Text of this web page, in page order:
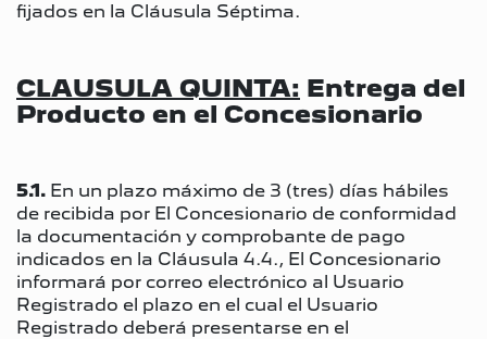
fijados en la Cláusula Séptima.
CLAUSULA QUINTA: Entrega del
Producto en el Concesionario
5.1. En un plazo máximo de 3 (tres) días hábiles
de recibida por El Concesionario de conformidad
la documentación y comprobante de pago
indicados en la Cláusula 4.4., El Concesionario
informará por correo electrónico al Usuario
Registrado el plazo en el cual el Usuario
Registrado deberá presentarse en el